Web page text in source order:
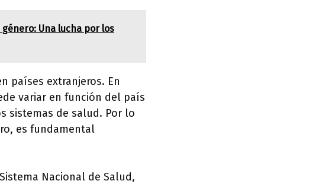
Una lucha por los
países extranjeros. En
variar en función del país
sistemas de salud. Por lo
es fundamental
Nacional de Salud,